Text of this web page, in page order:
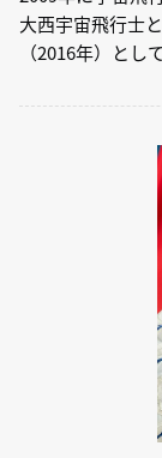
大西宇宙飛行士
（2016年）とし